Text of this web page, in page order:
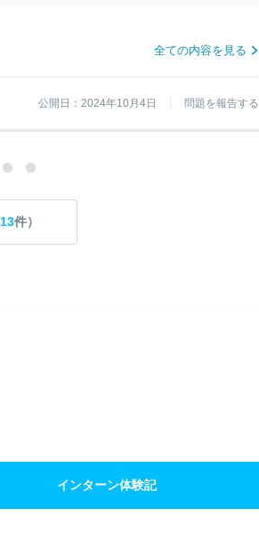
全ての内容を見る
公開日：2024年10月4日 問題を報告する
13件）
インターン体験記